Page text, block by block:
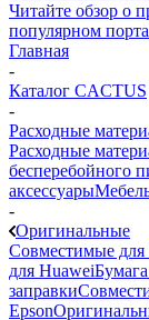
Читайте обзор о
популярном
Главная
-
Каталог CACTUS
-
Расходные
Расходные
бесперебойного
аксессуары
-
Оригинальные
Совместимые для
для Huawei
заправки
Epson